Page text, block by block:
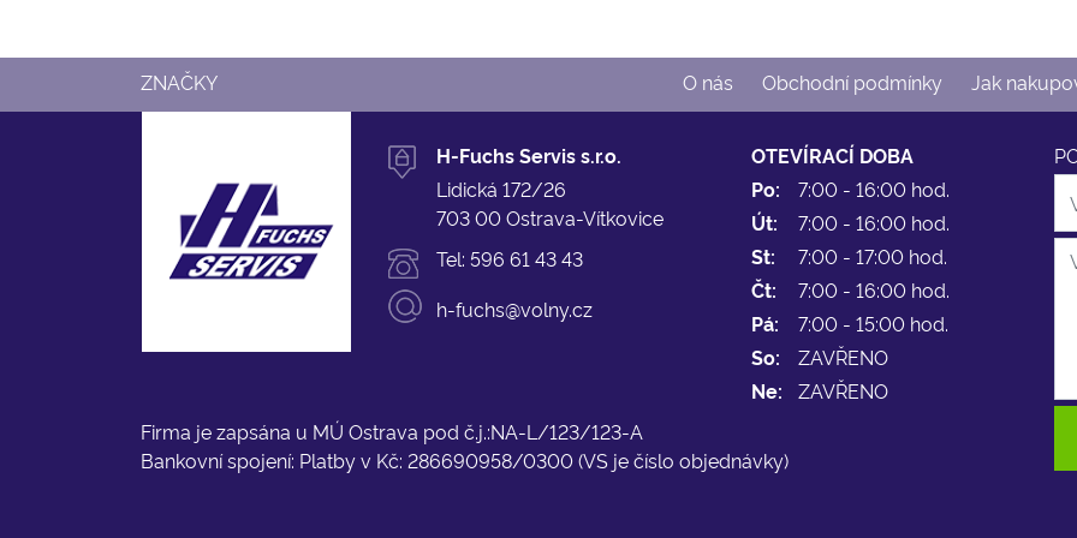
ZNAČKY O nás Obchodní podmínky Jak
H-Fuchs Servis s.r.o.
Lidická 172/26
703 00 Ostrava-Vítkovice
Tel: 596 61 43 43
h-fuchs@volny.cz
OTEVÍRACÍ DOBA
Po:
7:00 - 16:00 hod.
Út:
7:00 - 16:00 hod.
St:
7:00 - 17:00 hod.
Čt:
7:00 - 16:00 hod.
Pá:
7:00 - 15:00 hod.
So:
ZAVŘENO
Ne:
ZAVŘENO
Firma je zapsána u MÚ Ostrava pod č.j.:NA-L/123/123-A
Bankovní spojení: Platby v Kč: 286690958/0300 (VS je číslo objednávky)